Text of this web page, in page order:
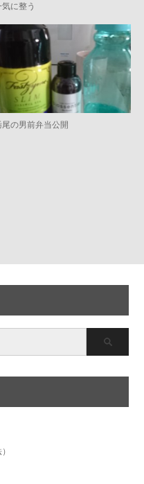
気に整う
尾の男前弁当公開